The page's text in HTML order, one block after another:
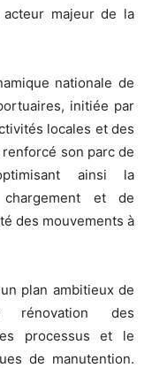
majeur de la
nationale de
initiée par
locales et des
son parc de
ainsi la
et de
des mouvements à
plan ambitieux de
rénovation des
processus et le
de manutention.